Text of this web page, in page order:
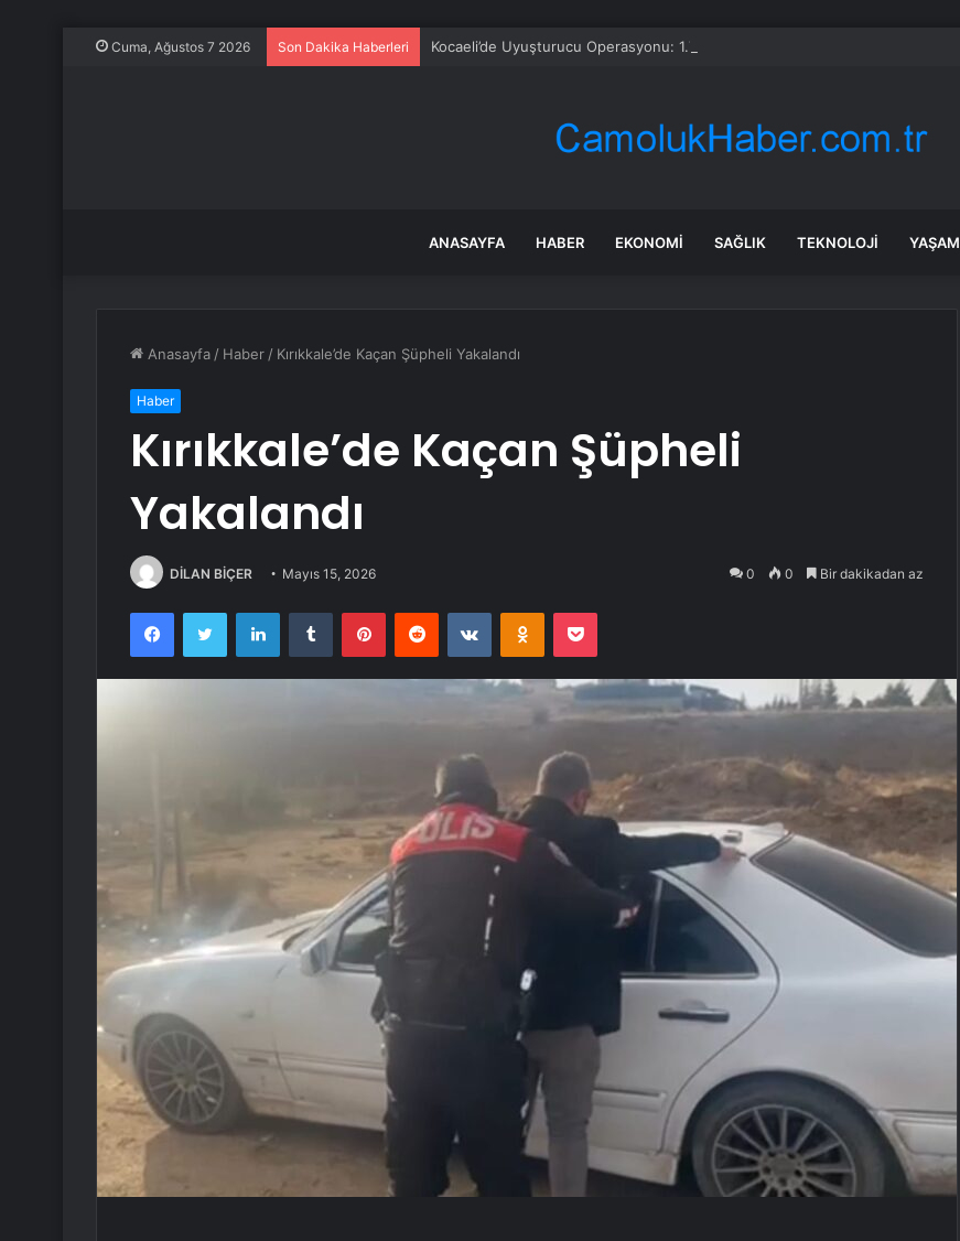
Cuma, Ağustos 7 2026 Son Dakika Haberleri Kocaeli’de Uyuşturucu Operasyonu: 1.7 Milyon Hap Ele Geçirildi
ANASAYFA HABER EKONOMI SAĞLIK TEKNOLOJI YAŞAM
Anasayfa / Haber / Kırıkkale’de Kaçan Şüpheli Yakalandı
Haber
Kırıkkale’de Kaçan Şüpheli
Yakalandı
DİLAN BİÇER Mayıs 15, 2026 0 0 Bir dakikadan az
FacebookTwitter LinkedInTumblr PinterestReddit VKontakteOdnoklassniki
Pocket